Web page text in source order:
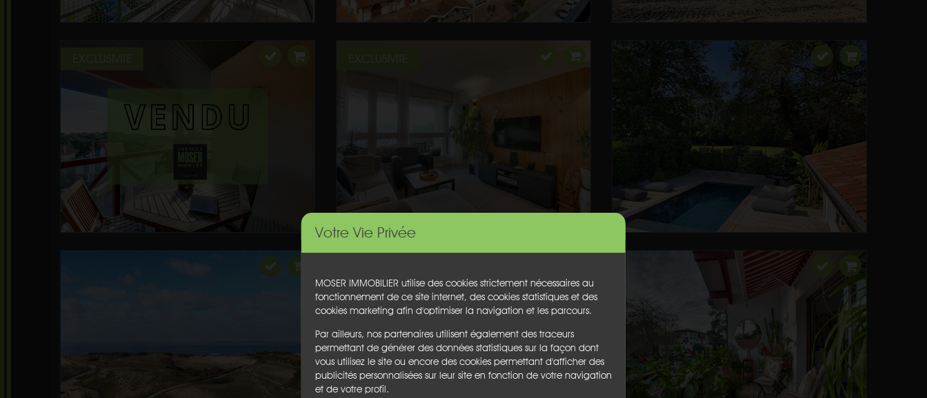
Votre Vie Privée
MOSER IMMOBILIER utilise des cookies strictement nécessaires au
fonctionnement de ce site internet, des cookies statistiques et des
cookies marketing afin d'optimiser la navigation et les parcours.
Par ailleurs, nos partenaires utilisent également des traceurs
permettant de générer des données statistiques sur la façon dont
vous utilisez le site ou encore des cookies permettant d'afficher des
publicités personnalisées sur leur site en fonction de votre navigation
et de votre profil.
EXCLUSIVITE EXCLUSIVITE